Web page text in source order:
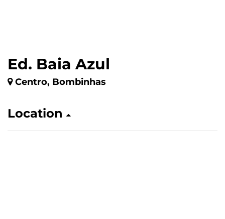
Ed. Baia Azul
Centro, Bombinhas
Location